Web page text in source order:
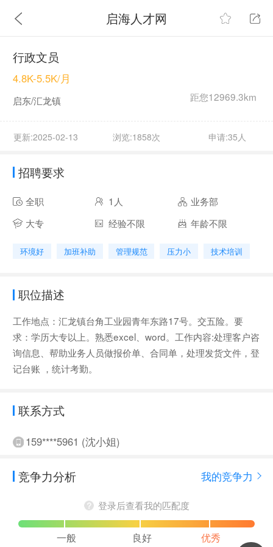
启海人才网
行政文员
距您12969.3km
4.8K-5.5K/月
启东/汇龙镇
更新:2025-02-13 浏览:1858次 申请:35人
招聘要求
全职 1人
业务部
大专
经验不限 年龄不限
环境好 加班补助 管理规范 压力小 技术培训
职位描述
工作地点：汇龙镇台角工业园青年东路17号。交五险。要
求：学历大专以上。熟悉excel、word。工作内容:处理客户咨
询信息、帮助业务人员做报价单、合同单，处理发货文件，登
记台账 ，统计考勤。
联系方式
159****5961 (沈小姐)
竞争力分析 我的竞争力
登录后查看我的匹配度
一般 良好 优秀